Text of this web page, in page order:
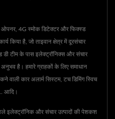
ओपनर, 4G स्मोक डिटेक्टर और फिक्स्ड
किया है, जो ताइवान क्षेत्र में दूरसंचार
डी टीम के पास इलेक्ट्रॉनिक्स और संचार
है। हमारे ग्राहकों के लिए समाधान
वाली कार अलार्म सिस्टम, टच डिमिंग स्विच
आदि।
इलेक्ट्रॉनिक और संचार उत्पादों की पेशकश